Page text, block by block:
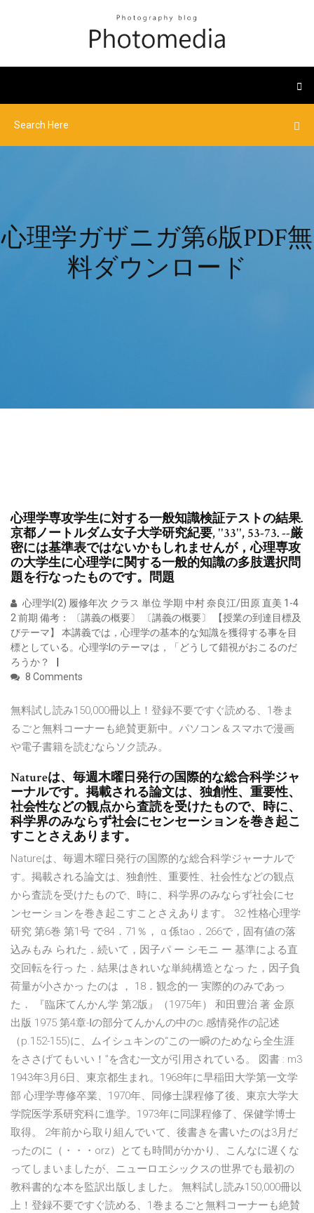
心理学ガザニガ第6版PDF無
料ダウンロード
心理学専攻学生に対する一般知識検証テストの結果.
京都ノートルダム女子大学研究紀要, ''33'', 53-73. --厳
密には基準表ではないかもしれませんが，心理専攻
の大学生に心理学に関する一般的知識の多肢選択問
題を行なったものです。問題
心理学I(2) 履修年次 クラス 単位 学期 中村 奈良江/田原 直美 1-4
2 前期 備考： 〔講義の概要〕 〔講義の概要〕 【授業の到達目標及
びテーマ】 本講義では，心理学の基本的な知識を獲得する事を目
標としている。心理学Iのテーマは，「どうして錯視がおこるのだ
ろうか？
8 Comments
無料試し読み150,000冊以上！登録不要ですぐ読める、1巻ま
るごと無料コーナーも絶賛更新中。パソコン＆スマホで漫画
や電子書籍を読むならソク読み。
Natureは、毎週木曜日発行の国際的な総合科学ジャ
ーナルです。掲載される論文は、独創性、重要性、
社会性などの観点から査読を受けたもので、時に、
科学界のみならず社会にセンセーションを巻き起こ
すことさえあります。
Natureは、毎週木曜日発行の国際的な総合科学ジャーナルで
す。掲載される論文は、独創性、重要性、社会性などの観点
から査読を受けたもので、時に、科学界のみならず社会にセ
ンセーションを巻き起こすことさえあります。 32 性格心理学
研究 第6巻 第1号 で84．71％， α 係tao．266で，固有値の落
込みもみ られた．続いて，因子パ ー シモニ ー 基準による直
交回転を行っ た．結果はきれいな単純構造となっ た，因子負
荷量が小さかっ たのは ， 18．観念的一 実際的のみであっ
た． 『臨床てんかん学 第2版』（1975年） 和田豊治 著 金原
出版 1975 第4章-Ⅰの部分てんかんの中のc.感情発作の記述
（p.152-155)に、ムイシュキンの“この一瞬のためなら全生涯
をささげてもいい！”を含む一文が引用されている。 図書 : m3
1943年3月6日、東京都生まれ。1968年に早稲田大学第一文学
部 心理学専修卒業、1970年、同修士課程修了後、東京大学大
学院医学系研究科に進学。1973年に同課程修了、保健学博士
取得。 2年前から取り組んでいて、後書きを書いたのは3月だ
ったのに（・・・orz）とても時間がかかり、こんなに遅くな
ってしまいましたが、ニューロエシックスの世界でも最初の
教科書的な本を監訳出版しました。 無料試し読み150,000冊以
上！登録不要ですぐ読める、1巻まるごと無料コーナーも絶賛